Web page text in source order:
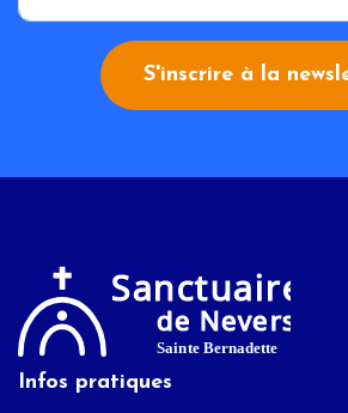
S'inscrire à la
Infos pratiques